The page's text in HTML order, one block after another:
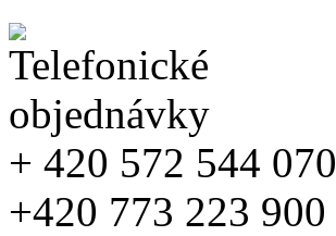
+ 420 572 544 070
+420 773 223 900